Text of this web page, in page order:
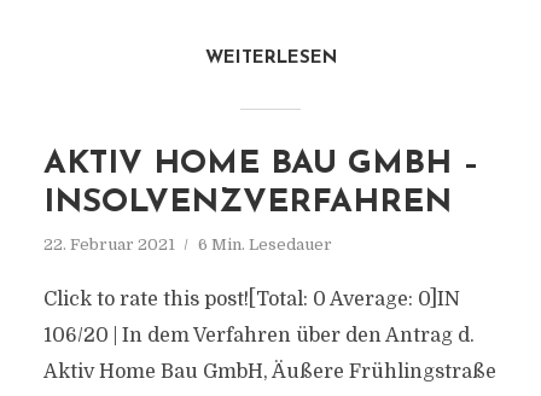
WEITERLESEN
AKTIV HOME BAU GMBH –
INSOLVENZVERFAHREN
22. Februar 2021 6 Min. Lesedauer
Click to rate this post![Total: 0 Average: 0]IN
106/20 | In dem Verfahren über den Antrag d.
Aktiv Home Bau GmbH, Äußere Frühlingstraße